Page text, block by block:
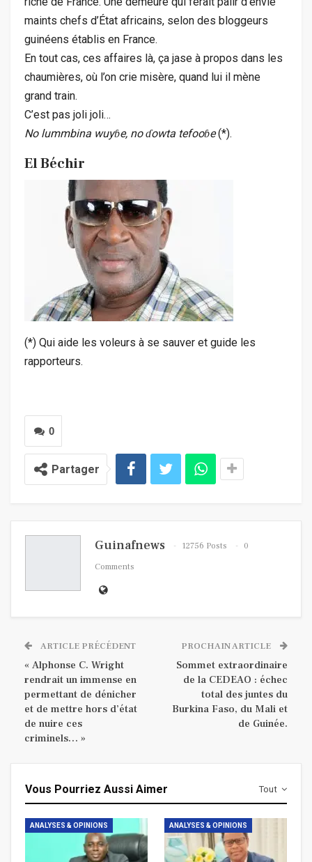
maints chefs d’État africains, selon des bloggeurs
guinéens établis en France.
En tout cas, ces affaires là, ça jase à propos dans les
chaumières, où l’on crie misère, quand lui il mène
grand train.
C’est pas joli joli…
No lummbina wuyɓe, no ɗowta tefooɓe(*).
El Béchir
(*) Qui aide les voleurs à se sauver et guide les
rapporteurs.
0
Partager
Guinafnews 12756 Posts
0
Comments
ARTICLE PRÉCÉDENT
« Alphonse C. Wright
rendrait un immense en
permettant de dénicher
et de mettre hors d’état
de nuire ces
criminels… »
PROCHAIN ARTICLE
Sommet extraordinaire
de la CEDEAO : échec
total des juntes du
Burkina Faso, du Mali et
de Guinée.
Tout
Vous Pourriez Aussi Aimer
ANALYSES & OPINIONS ANALYSES & OPINIONS